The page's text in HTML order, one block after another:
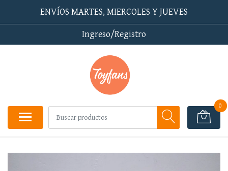
ENVÍOS MARTES, MIERCOLES Y JUEVES
Ingreso/Registro
0